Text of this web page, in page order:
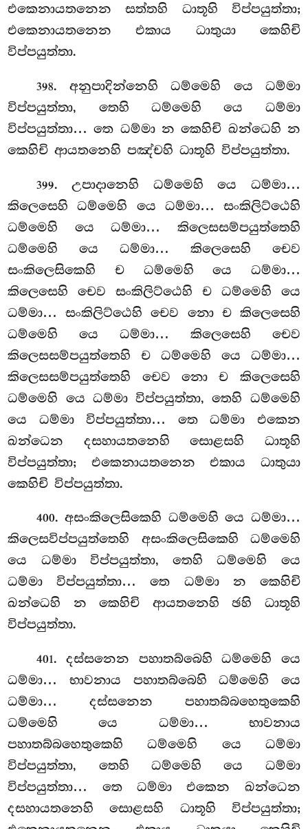
එකෙනායතනෙන සත්තහි ධාතූහි විප්පයුත්තා;
එකෙනායතනෙන එකාය ධාතුයා කෙහිචි
විප්පයුත්තා.
398. අනුපාදින්නෙහි ධම්මෙහි යෙ ධම්මා
විප්පයුත්තා, තෙහි ධම්මෙහි යෙ ධම්මා
විප්පයුත්තා… තෙ ධම්මා නකෙහිචි ඛන්ධෙහි න
කෙහිචි ආයතනෙහි පඤ්චහි ධාතූහි විප්පයුත්තා.
399. උපාදානෙහි ධම්මෙහි යෙ ධම්මා…
කිලෙසෙහි ධම්මෙහි යෙ ධම්මා… සංකිලිට්ඨෙහි
ධම්මෙහි යෙ ධම්මා… කිලෙසසම්පයුත්තෙහි
ධම්මෙහි යෙ ධම්මා… කිලෙසෙහි චෙව
සංකිලෙසිකෙහි ච ධම්මෙහි යෙ ධම්මා…
කිලෙසෙහි චෙව සංකිලිට්ඨෙහි ච ධම්මෙහි යෙ
ධම්මා… සංකිලිට්ඨෙහි චෙව නො ච කිලෙසෙහි
ධම්මෙහි යෙ ධම්මා… කිලෙසෙහි චෙව
කිලෙසසම්පයුත්තෙහි ච ධම්මෙහි යෙ ධම්මා…
කිලෙසසම්පයුත්තෙහි චෙව නො ච කිලෙසෙහි
ධම්මෙහි යෙ ධම්මා විප්පයුත්තා, තෙහි ධම්මෙහි
යෙ ධම්මා විප්පයුත්තා… තෙ ධම්මා එකෙන
ඛන්ධෙන දසහායතනෙහි සොළසහි ධාතූහි
විප්පයුත්තා; එකෙනායතනෙන එකාය ධාතුයා
කෙහිචි විප්පයුත්තා.
400. අසංකිලෙසිකෙහි ධම්මෙහි යෙ ධම්මා…
කිලෙසවිප්පයුත්තෙහි අසංකිලෙසිකෙහි ධම්මෙහි
යෙ ධම්මා විප්පයුත්තා, තෙහි ධම්මෙහි යෙ
ධම්මා විප්පයුත්තා… තෙ ධම්මා න කෙහිචි
ඛන්ධෙහි න කෙහිචි ආයතනෙහි ඡහි ධාතූහි
විප්පයුත්තා.
401. දස්සනෙන පහාතබ්බෙහි ධම්මෙහි යෙ
ධම්මා… භාවනාය පහාතබ්බෙහි ධම්මෙහි යෙ
ධම්මා… දස්සනෙන පහාතබ්බහෙතුකෙහි
ධම්මෙහි යෙ ධම්මා… භාවනාය
පහාතබ්බහෙතුකෙහි ධම්මෙහි යෙ ධම්මා
විප්පයුත්තා, තෙහි ධම්මෙහි යෙ ධම්මා
විප්පයුත්තා… තෙ ධම්මා එකෙන ඛන්ධෙන
දසහායතනෙහි සොළසහි ධාතූහි විප්පයුත්තා;